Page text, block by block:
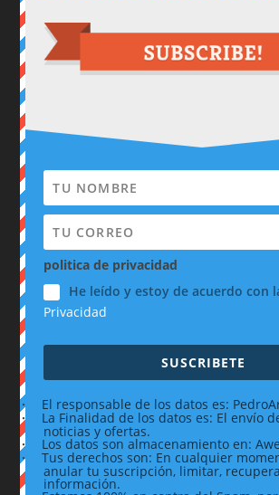
politica de privacidad
He leído y estoy de acuerdo con
Privacidad
SUSCRIBETE
· El responsable de los datos es:
· La Finalidad de los datos es: El envío
noticias y ofertas.
· Los datos son almacenamiento en:
· Tus derechos son: En cualquier
anular tu suscripción, limitar,
información.